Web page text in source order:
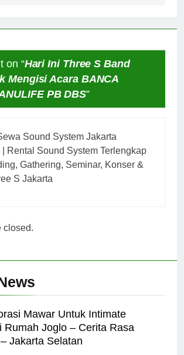
on “Hari Ini Three S Band
Mengisi Acara BANCA
PB DBS”
Sound System Jakarta
| Rental Sound System Terlengkap
Gathering, Seminar, Konser &
S Jakarta
closed.
Mawar Untuk Intimate
Rumah Joglo – Cerita Rasa
Jakarta Selatan